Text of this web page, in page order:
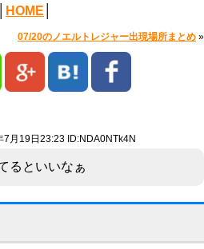
HOME
07/20のノエルトレジャー出現場所まとめ »
7月19日23:23 ID:NDA0NTk4N
るといいなぁ